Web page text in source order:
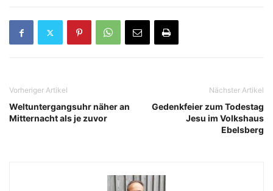
Vorheriger Artikel
Weltuntergangsuhr näher an
Mitternacht als je zuvor
Nächster Artikel
Gedenkfeier zum Todestag
Jesu im Volkshaus
Ebelsberg